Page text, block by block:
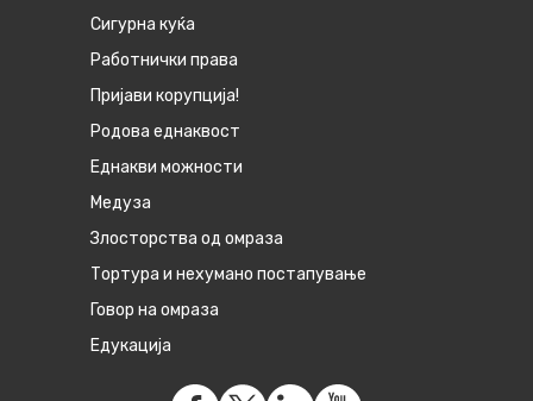
Сигурна куќа
Работнички права
Пријави корупција!
Родова еднаквост
Eднакви можности
Медуза
Злосторства од омраза
Тортура и нехумано постапување
Говор на омраза
Едукација